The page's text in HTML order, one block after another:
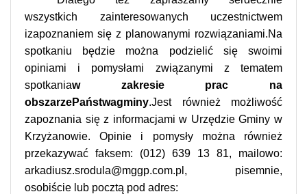
wszystkich zainteresowanych uczestnictwem
izapoznaniem się z planowanymi rozwiązaniami.Na
spotkaniu będzie można podzielić się swoimi
opiniami i pomysłami związanymi z tematem
spotkaniaw zakresie prac na
obszarzePaństwagminy.Jest również możliwość
zapoznania się z informacjami w Urzędzie Gminy w
Krzyżanowie. Opinie i pomysły można również
przekazywać faksem: (012) 639 13 81, mailowo:
arkadiusz.srodula@mggp.com.pl, pisemnie,
osobiście lub pocztą pod adres: